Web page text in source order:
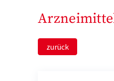
zurück